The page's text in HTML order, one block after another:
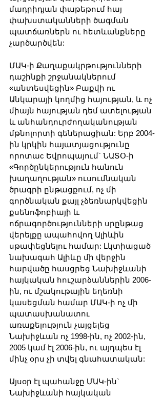
մադրիդյան փաթեթում հայ
փախստականների ծագման
պատճառներն ու հետևանքները
չարծարծվեն:
ՄԱԿ-ի Քաղաքակրթությունների
դաշինքի շրջանակներում
«անտեսվեցին» Բաքվի ու
Անկարայի կողմից հայության, և ոչ
միայն հայության դեմ ատելության
և անհանդուրժողականության
մթնոլորտի գեներացիան: Երբ 2004-
ին կրկին հայատյացությունը
որոտաc Եվրոպայում` ՆԱՏՕ-ի
«Գործընկերություն հանուն
խաղաղության» ուսումնական
ծրագրի ընթացքում, ոչ մի
գործնական քայլ չձեռնարկվեցին
քսենոֆոբիայի և
ոճրագործությունների սրընթաց
վերելքը ապահովող Ալիևին
սթափեցնելու համար: Լկտիացած
նախագահ Ալիևը մի վերջին
հարվածը հասցրեց Նախիջևանի
հայկական հուշարձաններին 2006-
ին, ու մշակութային եղեռնի
կասեցման համար ՄԱԿ-ի ոչ մի
պատասխանատու
առաքելություն չայցելեց
Նախիջևան ոչ 1998-ին, ոչ 2002-ին,
2005 կամ էլ 2006-ին, ու այդպես էլ
մինչ օրս չի տվել գնահատական:
Այսօր էլ պահանջը ՄԱԿ-ին`
Նախիջևանի հայկական